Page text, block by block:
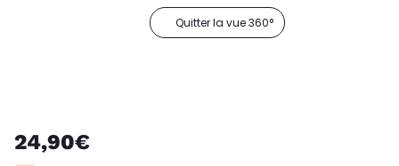
Quitter la vue 360°
24,90€